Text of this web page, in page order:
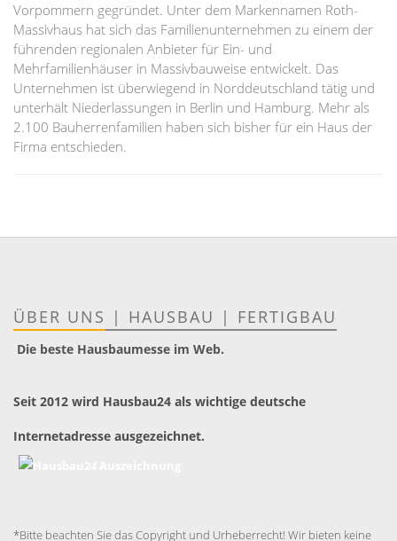
Vorpommern gegründet. Unter dem Markennamen Roth-
Massivhaus hat sich das Familienunternehmen zu einem der
führenden regionalen Anbieter für Ein- und
Mehrfamilienhäuser in Massivbauweise entwickelt. Das
Unternehmen ist überwiegend in Norddeutschland tätig und
unterhält Niederlassungen in Berlin und Hamburg. Mehr als
2.100 Bauherrenfamilien haben sich bisher für ein Haus der
Firma entschieden.
ÜBER UNS | HAUSBAU | FERTIGBAU
Die beste Hausbaumesse im Web.
Seit 2012 wird Hausbau24 als wichtige deutsche
Internetadresse ausgezeichnet.
*Bitte beachten Sie das Copyright und Urheberrecht! Wir bieten keine